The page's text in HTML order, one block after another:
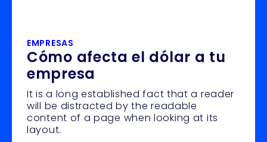
EMPRESAS
Cómo afecta el dólar a tu
empresa
It is a long established fact that a reader
will be distracted by the readable
content of a page when looking at its
layout.